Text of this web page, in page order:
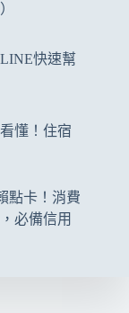
快速幫
懂！住宿
點卡！消費
必備信用